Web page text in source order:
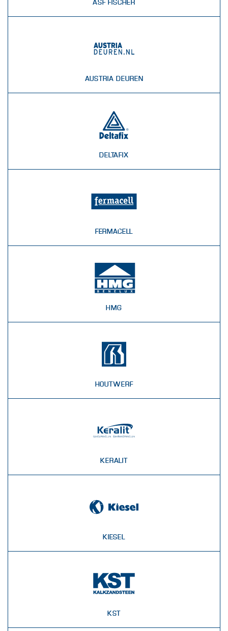
ASF FISCHER
AUSTRIA DEUREN
DELTAFIX
FERMACELL
HMG
HOUTWERF
KERALIT
KIESEL
KST